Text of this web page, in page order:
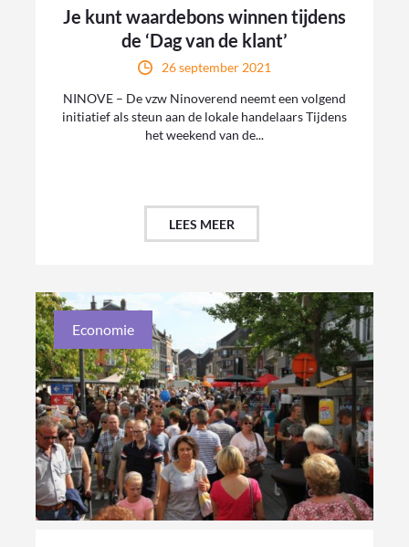
Je kunt waardebons winnen tijdens
de ‘Dag van de klant’
26 september 2021
NINOVE – De vzw Ninoverend neemt een volgend
initiatief als steun aan de lokale handelaars Tijdens
het weekend van de...
LEES MEER
Economie